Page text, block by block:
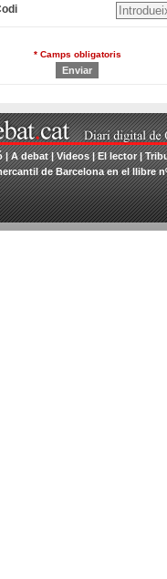
* Camps obligatoris
|A debat|Videos|El lector|
de Barcelona en el llibre